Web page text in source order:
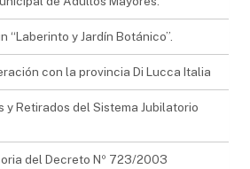
“Laberinto y Jardín Botánico”.
con la provincia Di Lucca Italia
y Retirados del Sistema Jubilatorio
del Decreto Nº 723/2003